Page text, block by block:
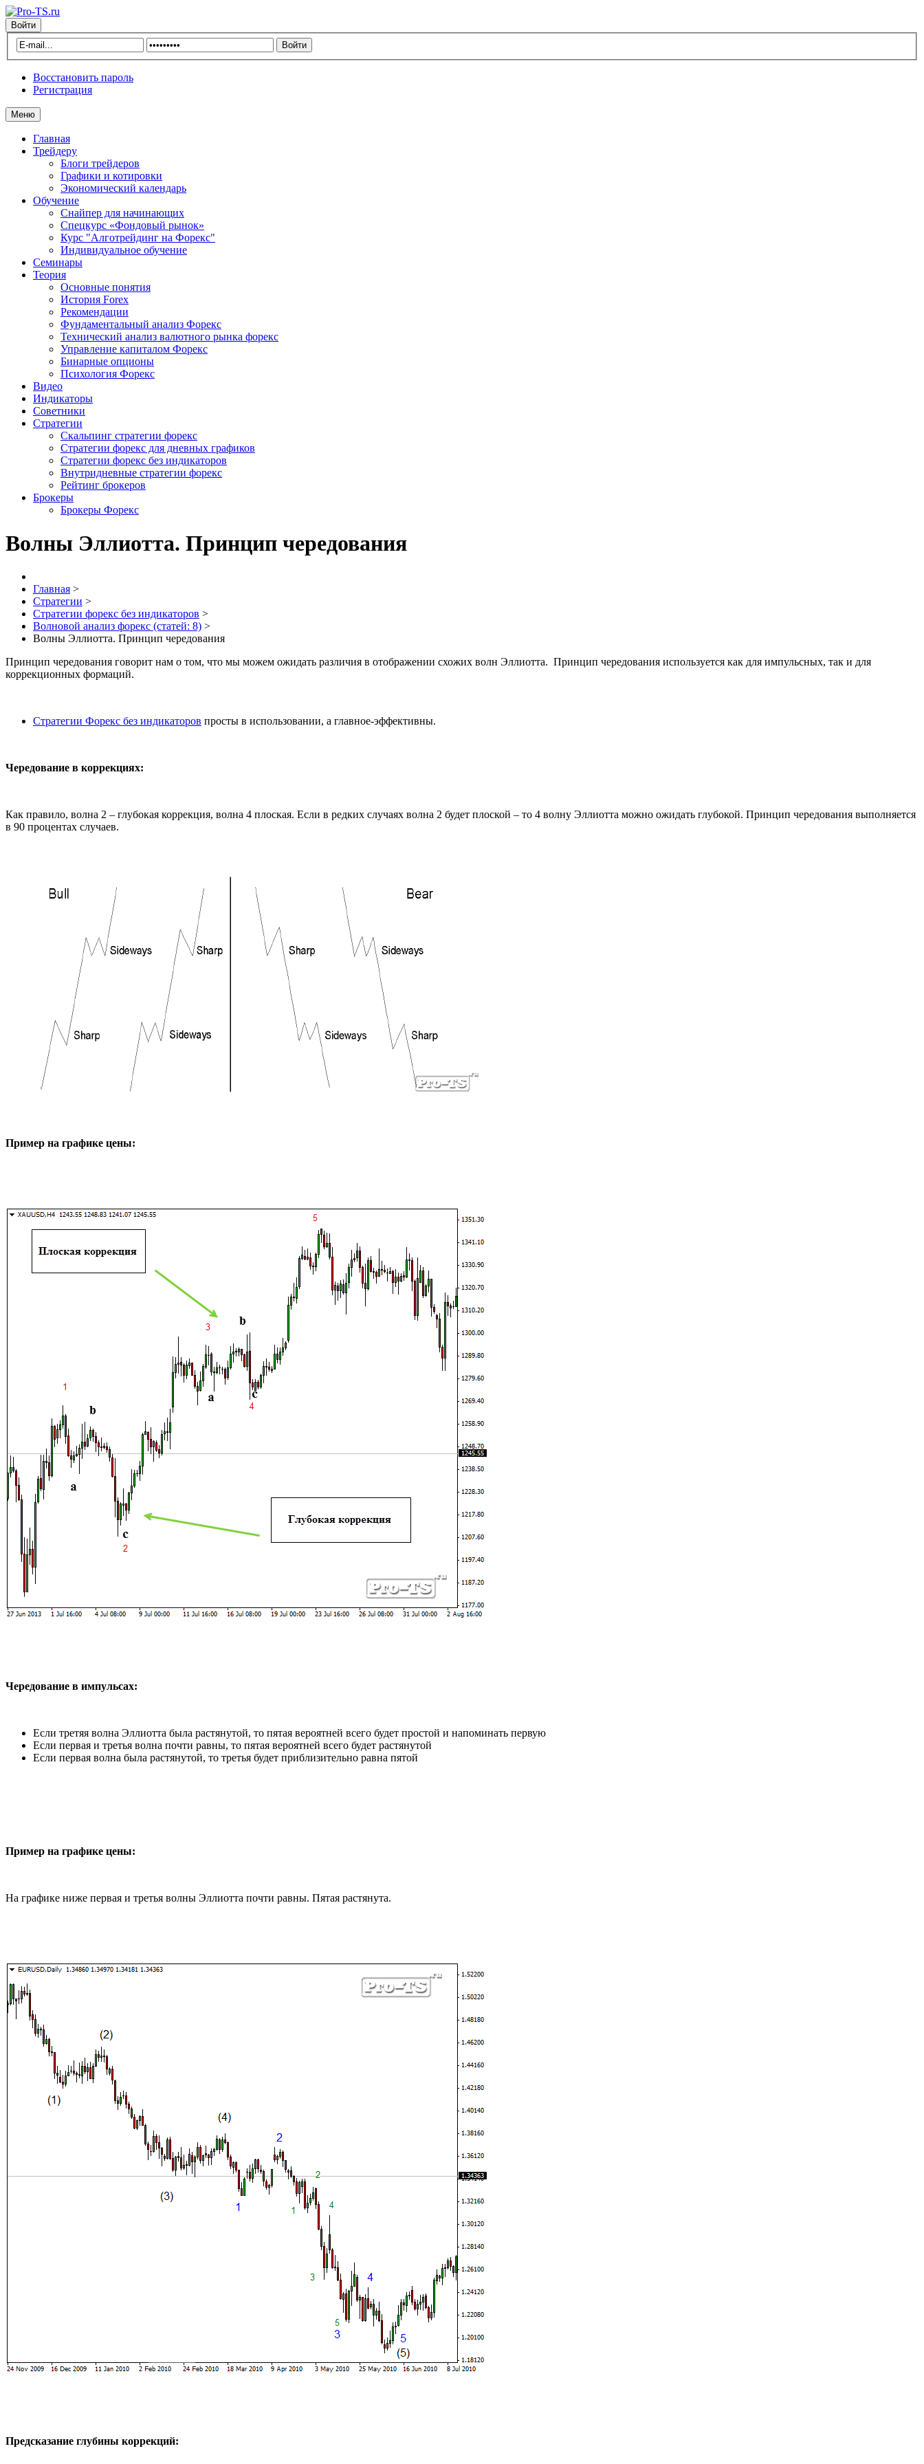
Войти
Восстановить пароль
Регистрация
Меню
Главная
Трейдеру
Блоги трейдеров
Графики и котировки
Экономический календарь
Обучение
Снайпер для начинающих
Спецкурс «Фондовый рынок»
Курс "Алготрейдинг на Форекс"
Индивидуальное обучение
Семинары
Теория
Основные понятия
История Forex
Рекомендации
Фундаментальный анализ Форекс
Технический анализ валютного рынка форекс
Управление капиталом Форекс
Бинарные опционы
Психология Форекс
Видео
Индикаторы
Советники
Стратегии
Скальпинг стратегии форекс
Стратегии форекс для дневных графиков
Стратегии форекс без индикаторов
Внутридневные стратегии форекс
Рейтинг брокеров
Брокеры
Брокеры Форекс
Волны Эллиотта. Принцип чередования
Главная >
Стратегии >
Стратегии форекс без индикаторов >
Волновой анализ форекс (статей: 8) >
Волны Эллиотта. Принцип чередования
Принцип чередования говорит нам о том, что мы можем ожидать различия в отображении схожих волн Эллиотта. Принцип чередования используется как для импульсных, так и для
коррекционных формаций.
Стратегии Форекс без индикаторов просты в использовании, а главное-эффективны.
Чередование в коррекциях:
Как правило, волна 2 – глубокая коррекция, волна 4 плоская. Если в редких случаях волна 2 будет плоской – то 4 волну Эллиотта можно ожидать глубокой. Принцип чередования выполняется
в 90 процентах случаев.
Пример на графике цены:
Чередование в импульсах:
Если третяя волна Эллиотта была растянутой, то пятая вероятней всего будет простой и напоминать первую
Если первая и третья волна почти равны, то пятая вероятней всего будет растянутой
Если первая волна была растянутой, то третья будет приблизительно равна пятой
Пример на графике цены:
На графике ниже первая и третья волны Эллиотта почти равны. Пятая растянута.
Предсказание глубины коррекций: